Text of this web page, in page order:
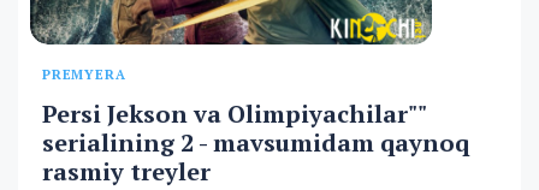
PREMYERA
Persi Jekson va Olimpiyachilar""
serialining 2 - mavsumidam qaynoq
rasmiy treyler